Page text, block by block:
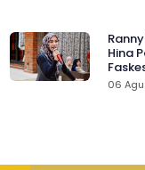
Hina
06